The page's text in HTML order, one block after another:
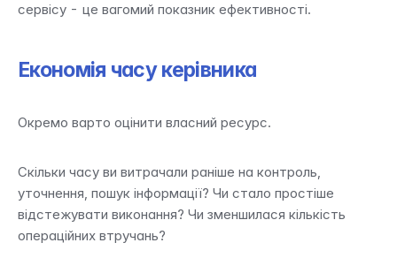
сервісу - це вагомий показник ефективності.
Економія часу керівника
Окремо варто оцінити власний ресурс.
Скільки часу ви витрачали раніше на контроль,
уточнення, пошук інформації? Чи стало простіше
відстежувати виконання? Чи зменшилася кількість
операційних втручань?